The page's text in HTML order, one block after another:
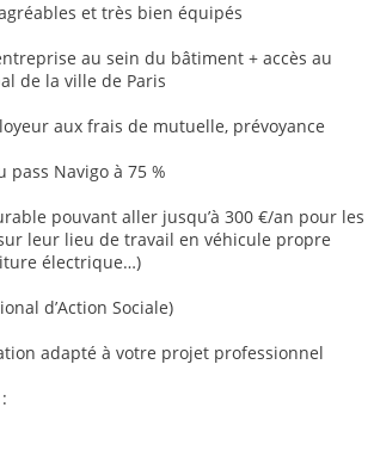
et très bien équipés
au sein du bâtiment + accès au
de la ville de Paris
aux frais de mutuelle, prévoyance
pass Navigo à 75 %
pouvant aller jusqu’à 300 €/an pour les
leur lieu de travail en véhicule propre
électrique…)
d’Action Sociale)
adapté à votre projet professionnel